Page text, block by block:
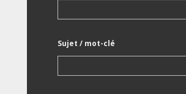
Sujet / mot-clé